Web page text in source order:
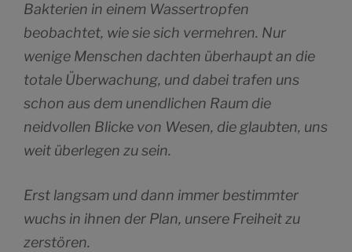
Bakterien in einem Wassertropfen
beobachtet, wie sie sich vermehren. Nur
wenige Menschen dachten überhaupt an die
totale Überwachung, und dabei trafen uns
schon aus dem unendlichen Raum die
neidvollen Blicke von Wesen, die glaubten, uns
weit überlegen zu sein.
Erst langsam und dann immer bestimmter
wuchs in ihnen der Plan, unsere Freiheit zu
zerstören.